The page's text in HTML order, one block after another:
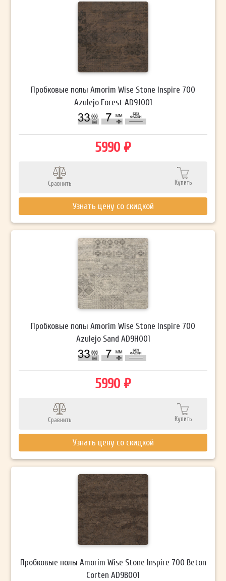
Пробковые полы Amorim Wise Stone Inspire 700
Azulejo Forest AD9J001
5990 ₽
Сравнить Купить
Узнать цену со скидкой
Пробковые полы Amorim Wise Stone Inspire 700
Azulejo Sand AD9H001
5990 ₽
Сравнить Купить
Узнать цену со скидкой
Пробковые полы Amorim Wise Stone Inspire 700 Beton
Corten AD9B001